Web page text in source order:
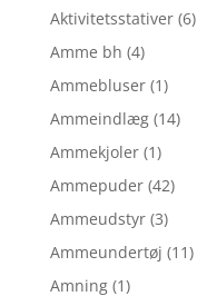
Aktivitetsstativer (6)
Amme bh (4)
Ammebluser (1)
Ammeindlæg (14)
Ammekjoler (1)
Ammepuder (42)
Ammeudstyr (3)
Ammeundertøj (11)
Amning (1)